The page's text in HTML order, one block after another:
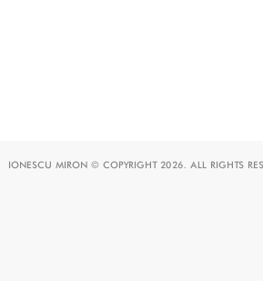
IONESCU MIRON © COPYRIGHT 2026. ALL RIGHTS